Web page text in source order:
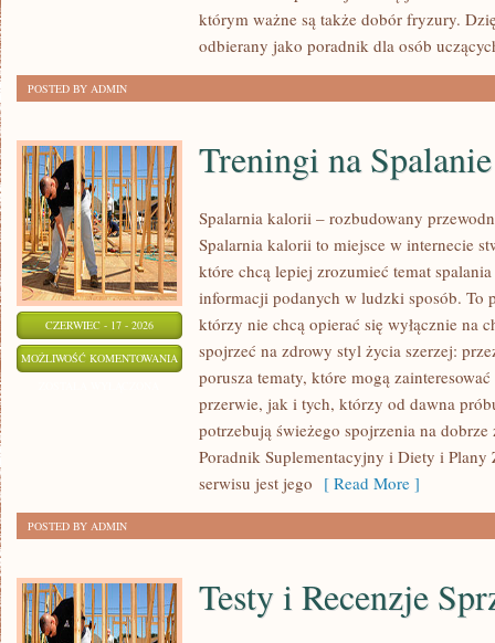
którym ważne są także dobór fryzury.
odbierany jako poradnik dla osób
POSTED BY ADMIN
CZERWIEC - 17 - 2026
MOŻLIWOŚĆ KOMENTOWANIA TRENINGI
SPALANIE
KALORII
Treningi na
Spalarnia kalorii – rozbudowany
Spalarnia kalorii to miejsce w internecie
które chcą lepiej zrozumieć temat
informacji podanych w ludzki sposób. To
którzy nie chcą opierać się wyłącznie na
spojrzeć na zdrowy styl życia szerzej:
porusza tematy, które mogą
przerwie, jak i tych, którzy od dawna
potrzebują świeżego spojrzenia na dobrze
Poradnik Suplementacyjny i Diety i Plany
serwisu jest jego [ Read More ]
POSTED BY ADMIN
Testy i Recenzje